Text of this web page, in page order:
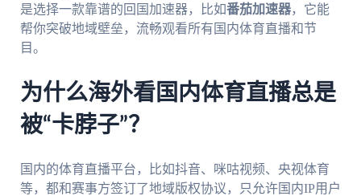
是选择一款靠谱的回国加速器，比如番茄加速器，它能
帮你突破地域壁垒，流畅观看所有国内体育直播和节
目。
为什么海外看国内体育直播总是
被“卡脖子”？
国内的体育直播平台，比如抖音、咪咕视频、央视体育
等，都和赛事方签订了地域版权协议，只允许国内IP用户